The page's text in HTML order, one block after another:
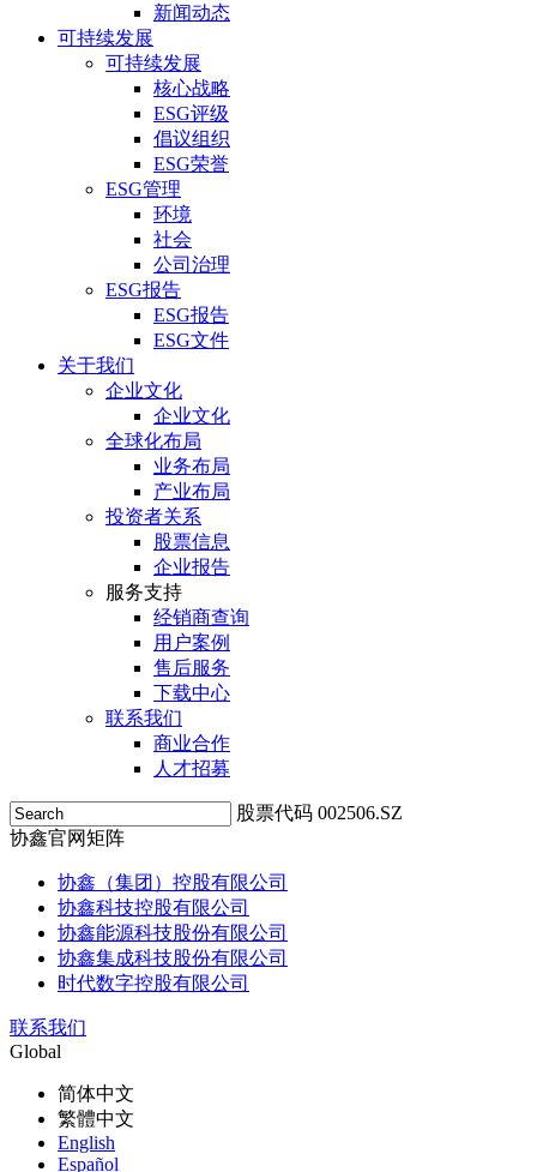
新闻动态
可持续发展
可持续发展
核心战略
ESG评级
倡议组织
ESG荣誉
ESG管理
环境
社会
公司治理
ESG报告
ESG报告
ESG文件
关于我们
企业文化
企业文化
全球化布局
业务布局
产业布局
投资者关系
股票信息
企业报告
服务支持
经销商查询
用户案例
售后服务
下载中心
联系我们
商业合作
人才招募
股票代码 002506.SZ
协鑫官网矩阵
协鑫（集团）控股有限公司
协鑫科技控股有限公司
协鑫能源科技股份有限公司
协鑫集成科技股份有限公司
时代数字控股有限公司
联系我们
Global
简体中文
繁體中文
English
Español